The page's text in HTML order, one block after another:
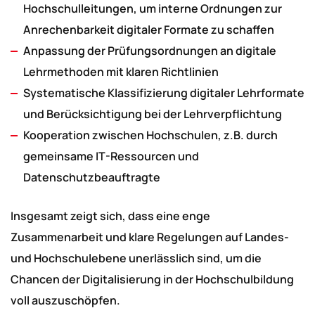
Hochschulleitungen, um interne Ordnungen zur
Anrechenbarkeit digitaler Formate zu schaffen
Anpassung der Prüfungsordnungen an digitale
Lehrmethoden mit klaren Richtlinien
Systematische Klassifizierung digitaler Lehrformate
und Berücksichtigung bei der Lehrverpflichtung
Kooperation zwischen Hochschulen, z.B. durch
gemeinsame IT-Ressourcen und
Datenschutzbeauftragte
Insgesamt zeigt sich, dass eine enge
Zusammenarbeit und klare Regelungen auf Landes-
und Hochschulebene unerlässlich sind, um die
Chancen der Digitalisierung in der Hochschulbildung
voll auszuschöpfen.